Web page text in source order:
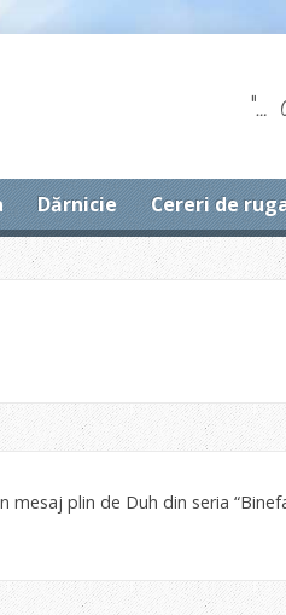
"…
Dărnicie Cereri de
plin de Duh din seria